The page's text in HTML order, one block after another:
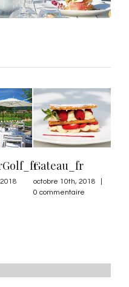
Gateau_fr
octobre 10th, 2018
0 commentaire